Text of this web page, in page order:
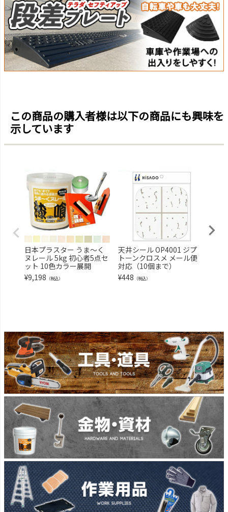
この商品の購入者様は以下の商品にも興味を
示しています
日本プラスター うま～く
ヌレール 5kg 初心者5点セ
ット 10色カラー展開
¥9,198 （税込）
天井シール OP4001 ジプ
トーンクロスメ メール便
対応（10個まで）
¥448 （税込）